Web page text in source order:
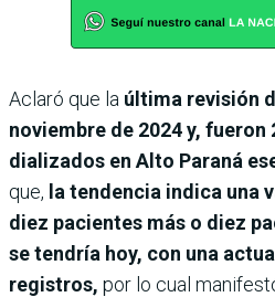
Aclaró que la última revisión
noviembre de 2024 y, fueron
dializados en Alto Paraná
que, la tendencia indica una
diez pacientes más o diez
se tendría hoy, con una
registros, por lo cual